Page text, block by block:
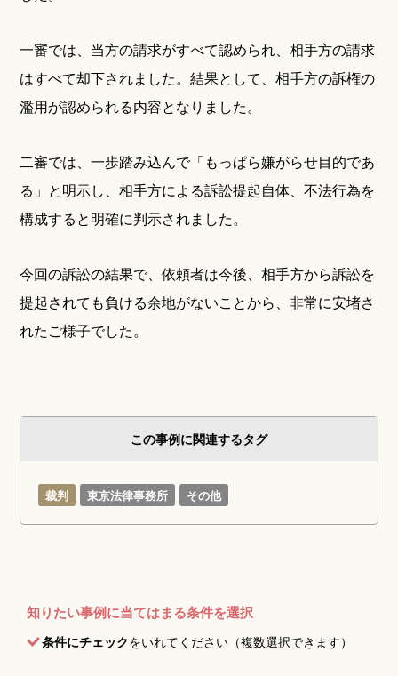
一審では、当方の請求がすべて認められ、相手方の請求
はすべて却下されました。結果として、相手方の訴権の
濫用が認められる内容となりました。
二審では、一歩踏み込んで「もっぱら嫌がらせ目的であ
る」と明示し、相手方による訴訟提起自体、不法行為を
構成すると明確に判示されました。
今回の訴訟の結果で、依頼者は今後、相手方から訴訟を
提起されても負ける余地がないことから、非常に安堵さ
れたご様子でした。
この事例に関連するタグ
裁判 東京法律事務所 その他
知りたい事例に当てはまる条件を選択
条件にチェックをいれてください（複数選択できます）